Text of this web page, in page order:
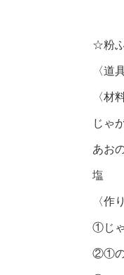
☆粉
〈道
〈材
じ
あ
〈作
①じゃ
②①の